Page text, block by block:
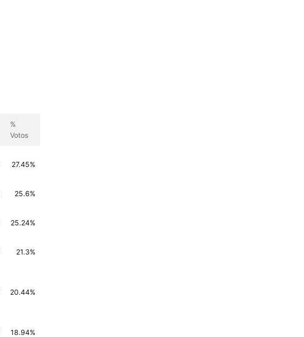
%
Votos
27.45%
25.6%
25.24%
21.3%
20.44%
18.94%